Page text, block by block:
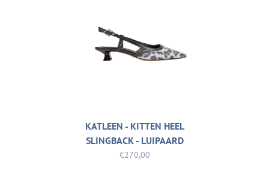
KATLEEN - KITTEN HEEL
SLINGBACK - LUIPAARD
BLAUW
€270,00